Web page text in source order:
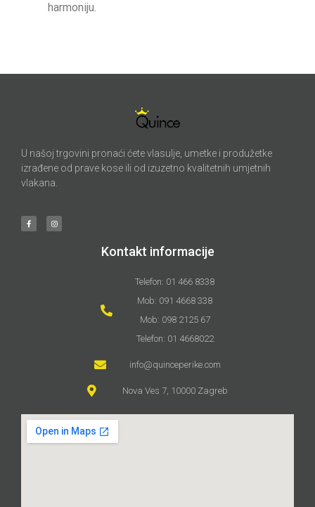
harmoniju.
U našoj trgovini pronaći ćete vlasulje, umetke i produžetke
izrađene od prave kose ili od izuzetno kvalitetnih umjetnih
vlakana.
Kontakt informacije
Telefon: 01 466 8338
Mob: 091 4668 338
Mob: 098 2125 67
Telefon: 01 4668022
info@quinceperike.com
Nova Ves 7, 10000 Zagreb